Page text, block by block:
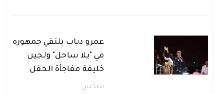
عمرو دياب يلتقي جمهوره
في "يلا ساحل" ولجين
خليفة مفاجأة الحفل
ميكس